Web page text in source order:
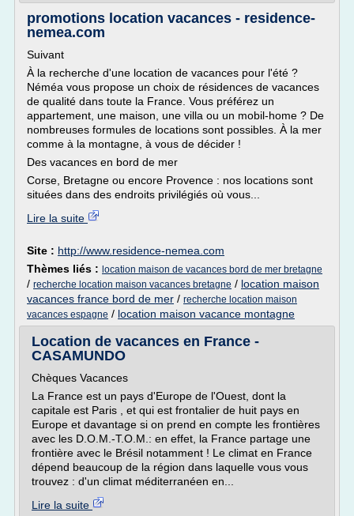
promotions location vacances - residence-
nemea.com
Suivant
À la recherche d'une location de vacances pour l'été ?
Néméa vous propose un choix de résidences de vacances
de qualité dans toute la France. Vous préférez un
appartement, une maison, une villa ou un mobil-home ? De
nombreuses formules de locations sont possibles. À la mer
comme à la montagne, à vous de décider !
Des vacances en bord de mer
Corse, Bretagne ou encore Provence : nos locations sont
situées dans des endroits privilégiés où vous...
Lire la suite
Site : http://www.residence-nemea.com
Thèmes liés : location maison de vacances bord de mer bretagne
/ recherche location maison vacances bretagne / location maison
vacances france bord de mer / recherche location maison
vacances espagne / location maison vacance montagne
Location de vacances en France -
CASAMUNDO
Chèques Vacances
La France est un pays d'Europe de l'Ouest, dont la
capitale est Paris , et qui est frontalier de huit pays en
Europe et davantage si on prend en compte les frontières
avec les D.O.M.-T.O.M.: en effet, la France partage une
frontière avec le Brésil notamment ! Le climat en France
dépend beaucoup de la région dans laquelle vous vous
trouvez : d'un climat méditerranéen en...
Lire la suite